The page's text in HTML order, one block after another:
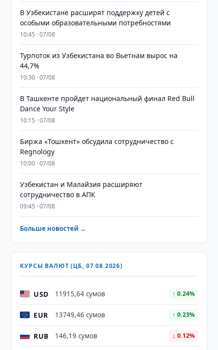
В Узбекистане расширят поддержку детей с
особыми образовательными потребностями
10:45 · 07/08
Турпоток из Узбекистана во Вьетнам вырос на
44,7%
10:30 · 07/08
В Ташкенте пройдет национальный финал Red Bull
Dance Your Style
10:15 · 07/08
Биржа «Тошкент» обсудила сотрудничество с
Regnology
10:00 · 07/08
Узбекистан и Малайзия расширяют
сотрудничество в АПК
09:45 · 07/08
Больше новостей →
КУРСЫ ВАЛЮТ (ЦБ, 07.08.2026)
USD 11915,64 сумов ↑ 0.24%
EUR 13749,46 сумов ↑ 0.23%
RUB 146,19 сумов ↓ 0.12%